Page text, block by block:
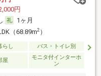
円
1ヶ月
（68.89m2）
らし バス・トイレ別
屋
モニタ付インターホ
ン